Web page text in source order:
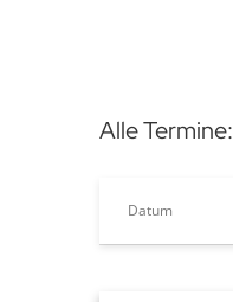
Alle Termine:
Datum